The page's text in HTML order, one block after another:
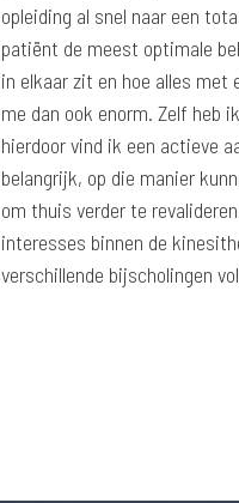
opleiding al snel naar een
patiënt de meest optimale
in elkaar zit en hoe alles
me dan ook enorm. Zelf heb
hierdoor vind ik een actieve
belangrijk, op die manier
om thuis verder te
interesses binnen de
verschillende bijscholingen